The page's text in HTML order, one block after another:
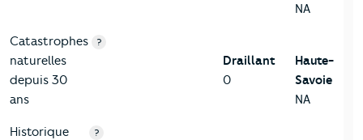
NA
Catastrophes
naturelles
depuis 30
ans
?
Draillant
0
Haute-
Savoie
NA
Historique
?